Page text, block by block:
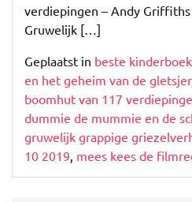
verdiepingen – Andy
Gruwelijk […]
Geplaatst in beste
en het geheim van de gletsjer,
boomhut van 117
dummie de mummie en de
gruwelijk grappige
10 2019 mees kees de